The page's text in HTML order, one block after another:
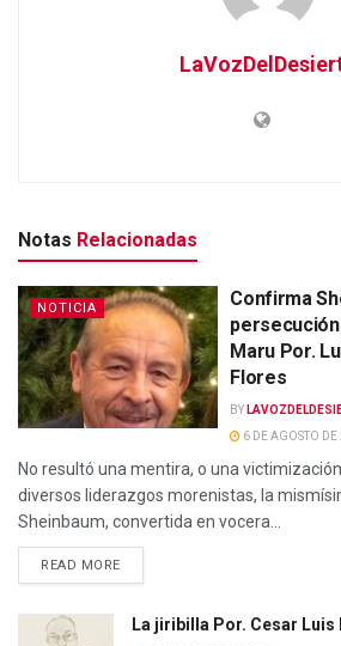
Notas Relacionadas
NOTICIA
Confirma
Maru Por.
Flores
BY
6 DE AGOSTO
No resultó una mentira, o una
diversos liderazgos morenistas, la
Sheinbaum, convertida en vocera...
READ MORE
La jiribilla Por. Cesar Luis